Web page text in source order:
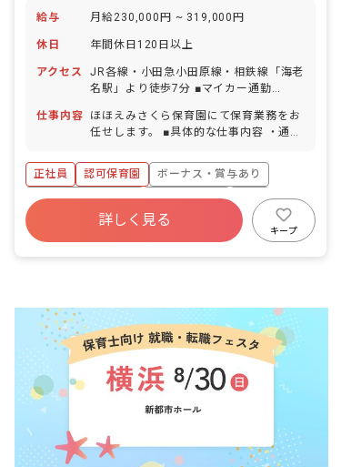
給与 月給230,000円 ~ 319,000円
休日 年間休日120日以上
アクセス
JR各線・小田急小田原線・相鉄線「海老
名駅」より徒歩7分 ■マイカー通勤
OK（駐輪場完備）
仕事内容
ほほえみさくら保育園にて保育業務をお
任せします。 ■具体的な仕事内容 ・通常
を考慮します。 ※保育室は区切ることも
できるワンフロアなので、すべての子ど
もたちと触れ合うことができます。
正社員 認可保育園
ボーナス・賞与あり
年間休日120日以上
社会保険完備
福利厚生充実
残業少なめ
昇給昇進あり
詳しく見る
キープ